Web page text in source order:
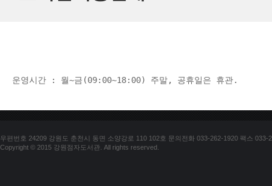
운영시간 : 월~금(09:00~18:00) 주말, 공휴일은 휴관.
우편번호 24209 강원도 춘천시 동면 소양강로 110 102호 문의전화 033-262-1920 팩스 033-
Copyright © 2015 강원점자도서관. All rights reserved.